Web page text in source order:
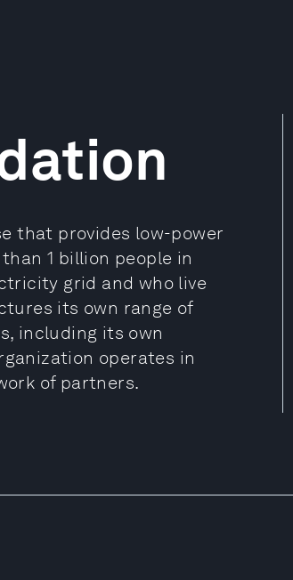
that provides low-power
1 billion people in
grid and who live
its own range of
including its own
operates in
of partners.